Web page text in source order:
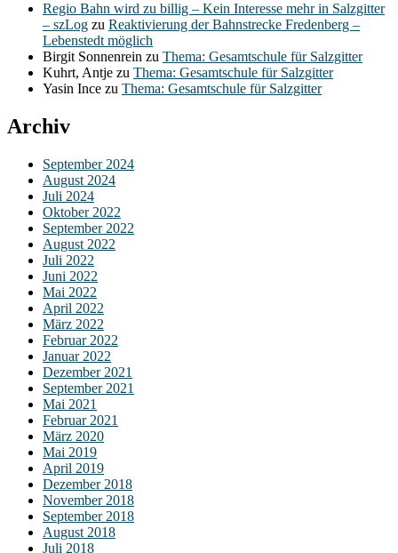
Regio Bahn wird zu billig – Kein Interesse mehr in Salzgitter
– szLog zu Reaktivierung der Bahnstrecke Fredenberg –
Lebenstedt möglich
Birgit Sonnenrein zu Thema: Gesamtschule für Salzgitter
Kuhrt, Antje zu Thema: Gesamtschule für Salzgitter
Yasin Ince zu Thema: Gesamtschule für Salzgitter
Archiv
September 2024
August 2024
Juli 2024
Oktober 2022
September 2022
August 2022
Juli 2022
Juni 2022
Mai 2022
April 2022
März 2022
Februar 2022
Januar 2022
Dezember 2021
September 2021
Mai 2021
Februar 2021
März 2020
Mai 2019
April 2019
Dezember 2018
November 2018
September 2018
August 2018
Juli 2018